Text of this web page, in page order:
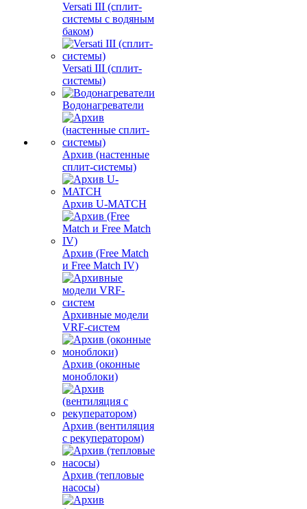
Versati III (сплит-
системы с водяным
баком)
Versati III (сплит-
системы)
Водонагреватели
Архив (настенные
сплит-системы)
Архив U-MATCH
Архив (Free Match
и Free Match IV)
Архивные модели
VRF-систем
Архив (оконные
моноблоки)
Архив (вентиляция
с рекуператором)
Архив (тепловые
насосы)